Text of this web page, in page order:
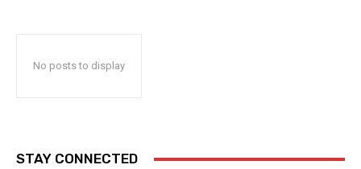
No posts to display
STAY CONNECTED